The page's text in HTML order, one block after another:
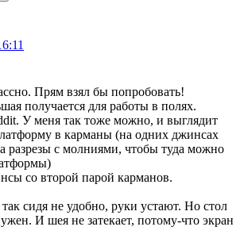
Прям взял бы попробовать!
получается для работы в полях.
У меня так тоже можно, и выглядит
в карманы (на одних джинсах
разрезы с молниями, чтобы туда можно
со второй парой карманов.
сидя не удобно, руки устают. Но стол
И шея не затекает, потому-что экран